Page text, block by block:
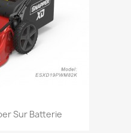
rapide
Sur Batterie